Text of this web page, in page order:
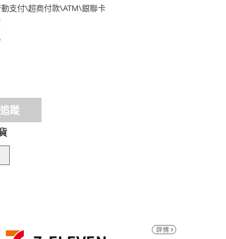
支付\超商付款\ATM\銀聯卡
蹤